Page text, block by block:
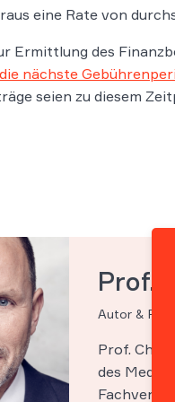
eine Rate von
Ermittlung des
nächste
seien zu diesem
Prof.
Autor &
Prof.
des